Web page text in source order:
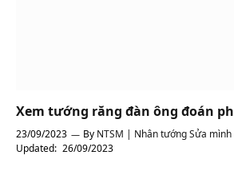
Xem tướng răng đàn ông đoán
23/09/2023 By NTSM | Nhân tướng Sửa mình
Updated: 26/09/2023